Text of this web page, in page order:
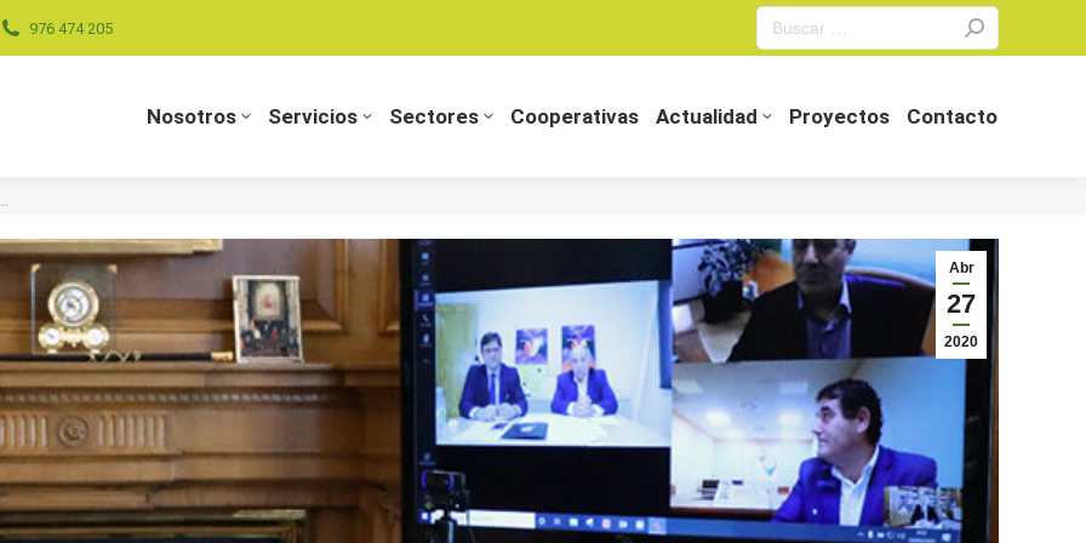
976 474 205
Search:
Nosotros Servicios Sectores Cooperativas Actualidad Proyectos Contacto
Abr
27
2020
Actualidad Proyectos Contacto